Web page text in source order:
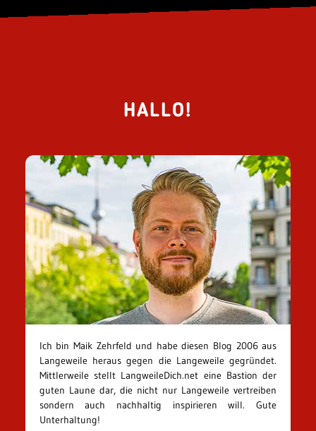
HALLO!
Ich bin Maik Zehrfeld und habe diesen Blog 2006 aus
Langeweile heraus gegen die Langeweile gegründet.
Mittlerweile stellt LangweileDich.net eine Bastion der
guten Laune dar, die nicht nur Langeweile vertreiben
sondern auch nachhaltig inspirieren will. Gute
Unterhaltung!